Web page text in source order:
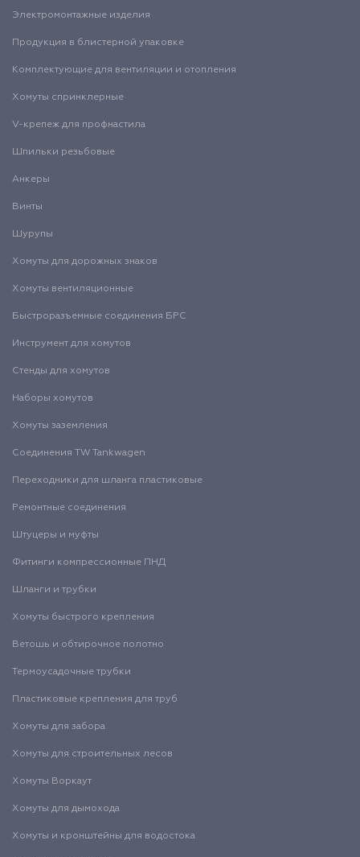
Электромонтажные изделия
Продукция в блистерной упаковке
Комплектующие для вентиляции и отопления
Хомуты спринклерные
V-крепеж для профнастила
Шпильки резьбовые
Анкеры
Винты
Шурупы
Хомуты для дорожных знаков
Хомуты вентиляционные
Быстроразъемные соединения БРС
Инструмент для хомутов
Стенды для хомутов
Наборы хомутов
Хомуты заземления
Соединения TW Tankwagen
Переходники для шланга пластиковые
Ремонтные соединения
Штуцеры и муфты
Фитинги компрессионные ПНД
Шланги и трубки
Хомуты быстрого крепления
Ветошь и обтирочное полотно
Термоусадочные трубки
Пластиковые крепления для труб
Хомуты для забора
Хомуты для строительных лесов
Хомуты Воркаут
Хомуты для дымохода
Хомуты и кронштейны для водостока